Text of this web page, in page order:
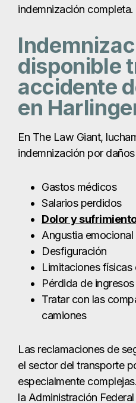
En The Law Giant,
Gastos médicos
Salarios perdidos
Dolor y sufrimiento
Angustia emocional
Limitaciones
Pérdida de ingresos
camiones
Las reclamaciones de
el sector del transporte
especialmente
la Administración
Autotransportes
transporte y los
pólizas de seguro de
pueden tener una
dólares, los que
pueden tener una
de dólares.